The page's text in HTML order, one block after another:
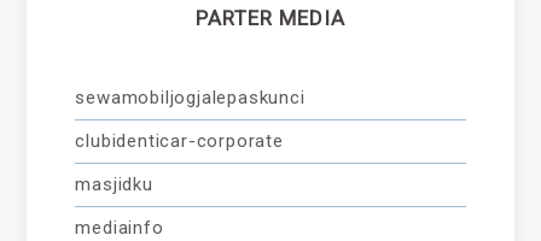
PARTER MEDIA
sewamobiljogjalepaskunci
clubidenticar-corporate
masjidku
mediainfo